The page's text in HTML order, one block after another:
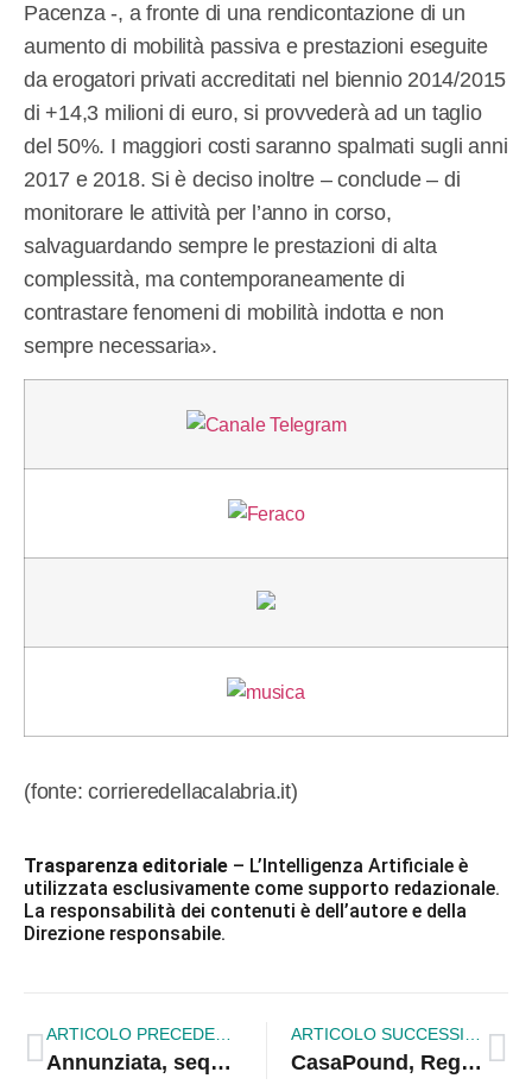
Pacenza -, a fronte di una rendicontazione di un
aumento di mobilità passiva e prestazioni eseguite
da erogatori privati accreditati nel biennio 2014/2015
di +14,3 milioni di euro, si provvederà ad un taglio
del 50%. I maggiori costi saranno spalmati sugli anni
2017 e 2018. Si è deciso inoltre – conclude – di
monitorare le attività per l’anno in corso,
salvaguardando sempre le prestazioni di alta
complessità, ma contemporaneamente di
contrastare fenomeni di mobilità indotta e non
sempre necessaria».
(fonte: corrieredellacalabria.it)
Trasparenza editoriale – L’Intelligenza Artificiale è
utilizzata esclusivamente come supporto redazionale.
La responsabilità dei contenuti è dell’autore e della
Direzione responsabile.
Annunziata, sequestrato il reparto trasfusioni CasaPound, Reggio Calabria: soldi per i migranti non per i dipendenti